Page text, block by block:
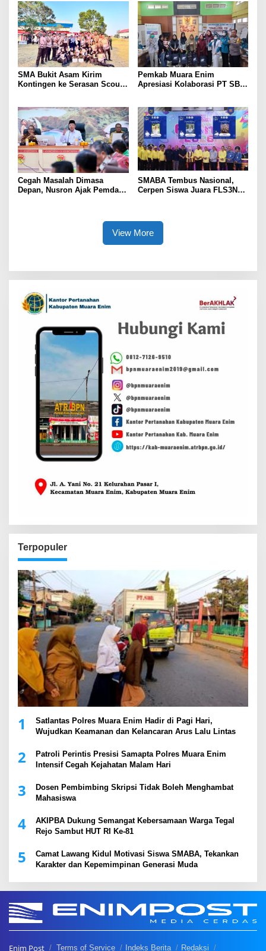
SMA Bukit Asam Kirim
Kontingen ke Serasan Scout
Siswa
Pemkab Muara Enim
Apresiasi Kolaborasi PT SBS
Cegah Masalah Dimasa
Depan, Nusron Ajak Pemda
SMABA Tembus Nasional,
Cerpen Siswa Juara FLS3N
View More
Terpopuler
1
Satlantas Polres Muara Enim Hadir di Pagi Hari,
Wujudkan Keamanan dan Kelancaran Arus Lalu Lintas
2
Patroli Perintis Presisi Samapta Polres Muara Enim
Intensif Cegah Kejahatan Malam Hari
3
Dosen Pembimbing Skripsi Tidak Boleh Menghambat
Mahasiswa
4
AKIPBA Dukung Semangat Kebersamaan Warga Tegal
Rejo Sambut HUT RI Ke-81
5
Camat Lawang Kidul Motivasi Siswa SMABA, Tekankan
Karakter dan Kepemimpinan Generasi Muda
Enim Post Terms of Service Indeks Berita Redaksi